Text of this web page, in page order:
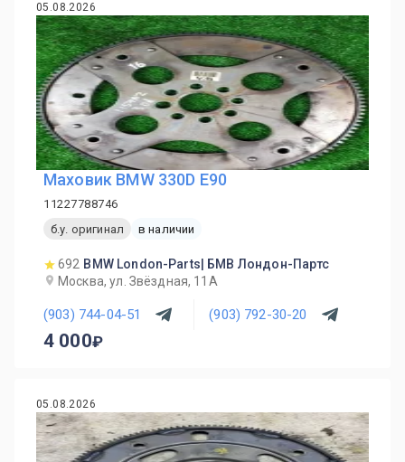
05.08.2026
Маховик BMW 330D E90
11227788746
б.у. оригинал
в наличии
692 BMW London-Parts| БМВ Лондон-Партс
Москва, ул. Звёздная, 11А
(903) 744-04-51 (903) 792-30-20
4 000
05.08.2026